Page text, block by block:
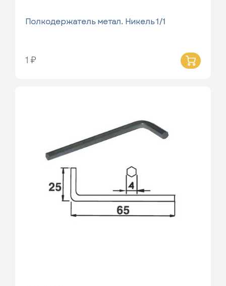
Полкодержатель метал. Никель 1/1
1 ₽